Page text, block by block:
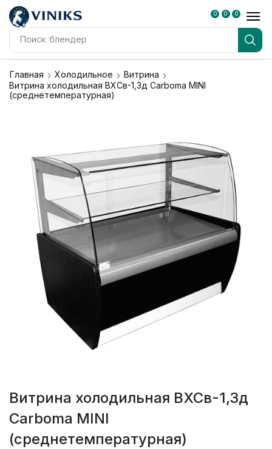
Поиск блендер
0 0 0
Главная Холодильное
Витрина
Витрина холодильная ВХСв-1,3д Carboma MINI
(среднетемпературная)
Витрина холодильная ВХСв-1,3д
Carboma MINI
(среднетемпературная)